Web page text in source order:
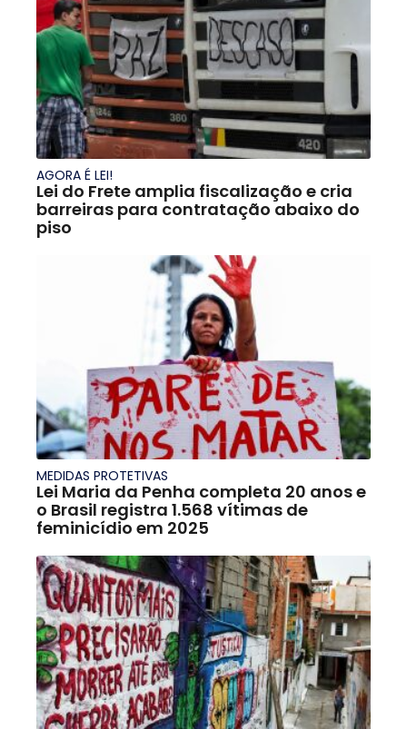
AGORA É LEI!
Lei do Frete amplia fiscalização e cria
barreiras para contratação abaixo do
piso
MEDIDAS PROTETIVAS
Lei Maria da Penha completa 20 anos e
o Brasil registra 1.568 vítimas de
feminicídio em 2025